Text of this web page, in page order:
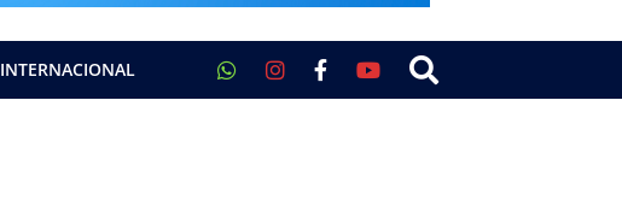
INTERNACIONAL